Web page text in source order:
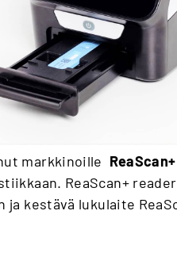
markkinoille ReaScan+
ReaScan+
ja kestävä lukulaite